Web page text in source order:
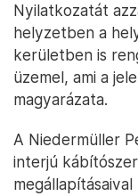
Nyilatkozatát
helyzetben a
kerületben is
üzemel, ami a
magyarázata.
A Niedermüller
interjú